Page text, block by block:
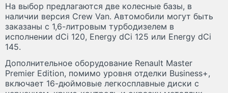
На выбор предлагаются две колесные базы, в
наличии версия Crew Van. Автомобили могут быть
заказаны с 1,6-литровым турбодизелем в
исполнении dCi 120, Energy dCi 125 или Energy dCi
145.
Дополнительное оборудование Renault Master
Premier Edition, помимо уровня отделки Business+,
включает 16-дюймовые легкосплавные диски с